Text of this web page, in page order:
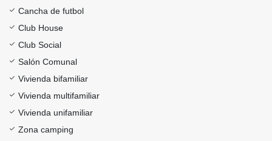
Cancha de futbol
Club House
Club Social
Salón Comunal
Vivienda bifamiliar
Vivienda multifamiliar
Vivienda unifamiliar
Zona camping